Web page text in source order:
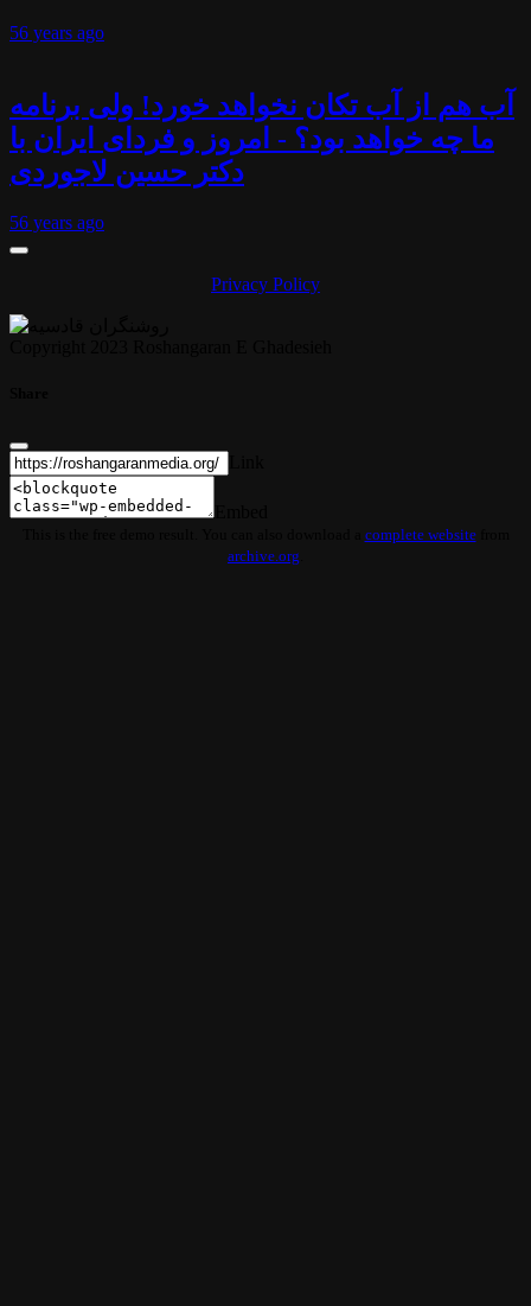
56 years ago
آب هم از آب تکان نخواهد خورد! ولی برنامه
ما چه خواهد بود؟ - امروز و فردای ایران با
دکتر حسین لاجوردی
56 years ago
Privacy Policy
complete websitefrom
archive.org